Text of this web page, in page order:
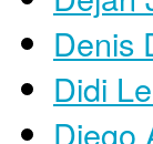
Denis
Didi
Diego